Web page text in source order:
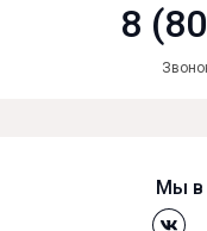
8
Мы в